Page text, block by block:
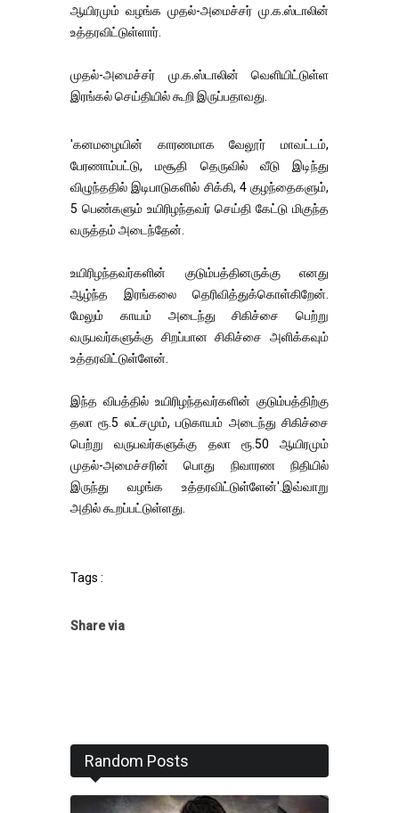
ஆயிரமும் வழங்க முதல்-அமைச்சர் மு.க.ஸ்டாலின்
உத்தரவிட்டுள்ளார்.
முதல்-அமைச்சர் மு.க.ஸ்டாலின் வெளியிட்டுள்ள
இரங்கல் செய்தியில் கூறி இருப்பதாவது.
'கனமழையின் காரணமாக வேலூர் மாவட்டம்,
பேரணாம்பட்டு, மசூதி தெருவில் வீடு இடிந்து
விழுந்ததில் இடிபாடுகளில் சிக்கி, 4 குழந்தைகளும்,
5 பெண்களும் உயிரிழந்தவர் செய்தி கேட்டு மிகுந்த
வருத்தம் அடைந்தேன்.
உயிரிழந்தவர்களின் குடும்பத்தினருக்கு எனது
ஆழ்ந்த இரங்கலை தெரிவித்துக்கொள்கிறேன்.
மேலும் காயம் அடைந்து சிகிச்சை பெற்று
வருபவர்களுக்கு சிறப்பான சிகிச்சை அளிக்கவும்
உத்தரவிட்டுள்ளேன்.
இந்த விபத்தில் உயிரிழந்தவர்களின் குடும்பத்திற்கு
தலா ரூ.5 லட்சமும், படுகாயம் அடைந்து சிகிச்சை
பெற்று வருபவர்களுக்கு தலா ரூ.50 ஆயிரமும்
முதல்-அமைச்சரின் பொது நிவாரண நிதியில்
இருந்து வழங்க உத்தரவிட்டுள்ளேன்'.இவ்வாறு
அதில் கூறப்பட்டுள்ளது.
Tags :
Share via
Random Posts